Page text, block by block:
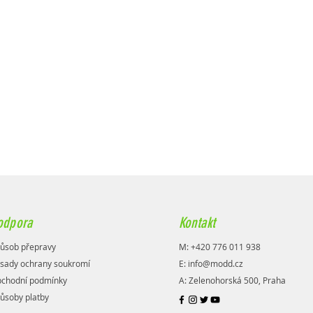
přepravy
ochrany soukromí
podmínky
platby
Kontakt
M: +420 776 011 938
E: info@modd.cz
A: Zelenohorská 500, Praha